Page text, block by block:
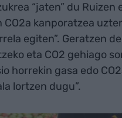
“jaten” du
CO2a kanporatzea
egiten”. Geratzen
eta CO2 gehiago
horrekin gasa edo
lortzen dugu”.